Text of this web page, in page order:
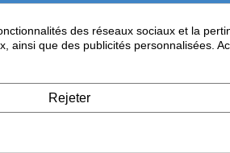
des réseaux sociaux et la
que des publicités personnalisées.
Rejeter